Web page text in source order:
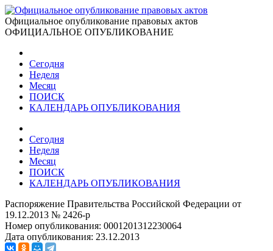
Официальное опубликование правовых актов
ОФИЦИАЛЬНОЕ ОПУБЛИКОВАНИЕ
Сегодня
Неделя
Месяц
ПОИСК
КАЛЕНДАРЬ ОПУБЛИКОВАНИЯ
Сегодня
Неделя
Месяц
ПОИСК
КАЛЕНДАРЬ ОПУБЛИКОВАНИЯ
Распоряжение Правительства Российской Федерации от
19.12.2013 № 2426-р
Номер опубликования: 0001201312230064
Дата опубликования: 23.12.2013